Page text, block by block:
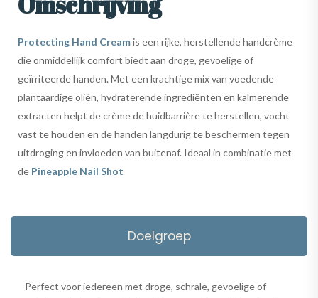
Protecting Hand Creamis een rijke, herstellende handcrème
die onmiddellijk comfort biedt aan droge, gevoelige of
geïrriteerde handen. Met een krachtige mix van voedende
plantaardige oliën, hydraterende ingrediënten en kalmerende
extracten helpt de crème de huidbarrière te herstellen, vocht
vast te houden en de handen langdurig te beschermen tegen
uitdroging en invloeden van buitenaf. Ideaal in combinatie met
de Pineapple Nail Shot
Doelgroep
Perfect voor iedereen met droge, schrale, gevoelige of